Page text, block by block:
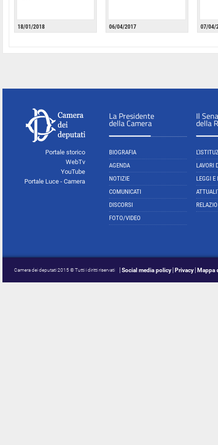
18/01/2018 06/04/2017 07/04/
Portale storico
WebTv
YouTube
Portale Luce - Camera
La Presidente
della Camera
BIOGRAFIA
AGENDA
NOTIZIE
COMUNICATI
DISCORSI
FOTO/VIDEO
Il
della
LAVORI
LEGGI E
Camera dei deputati 2015 © Tutti i diritti riservati Social media policy Privacy Mappa